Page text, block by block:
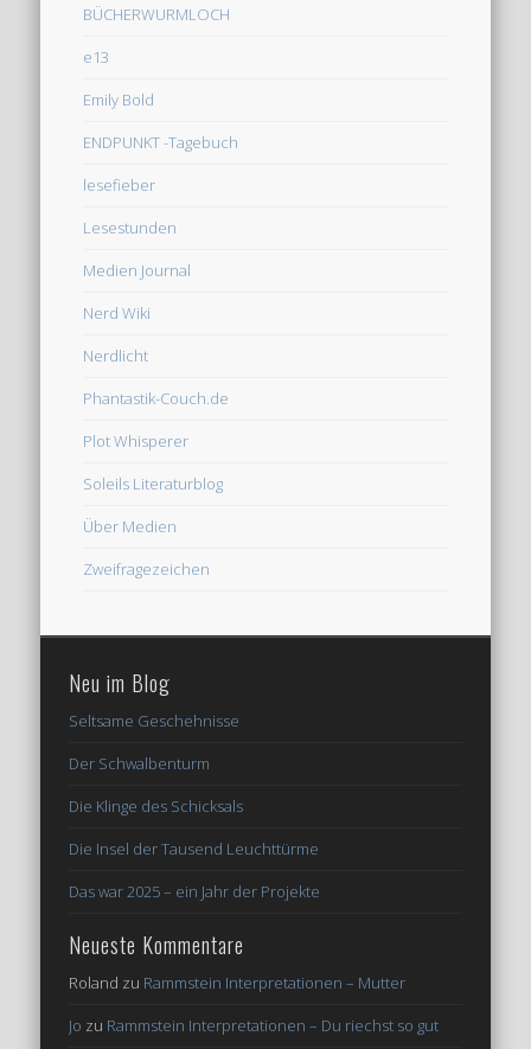
BÜCHERWURMLOCH
e13
Emily Bold
ENDPUNKT -Tagebuch
lesefieber
Lesestunden
Medien Journal
Nerd Wiki
Nerdlicht
Phantastik-Couch.de
Plot Whisperer
Soleils Literaturblog
Über Medien
Zweifragezeichen
Neu im Blog
Seltsame Geschehnisse
Der Schwalbenturm
Die Klinge des Schicksals
Die Insel der Tausend Leuchttürme
Das war 2025 – ein Jahr der Projekte
Neueste Kommentare
Roland zu Rammstein Interpretationen – Mutter
Jo zu Rammstein Interpretationen – Du riechst so gut